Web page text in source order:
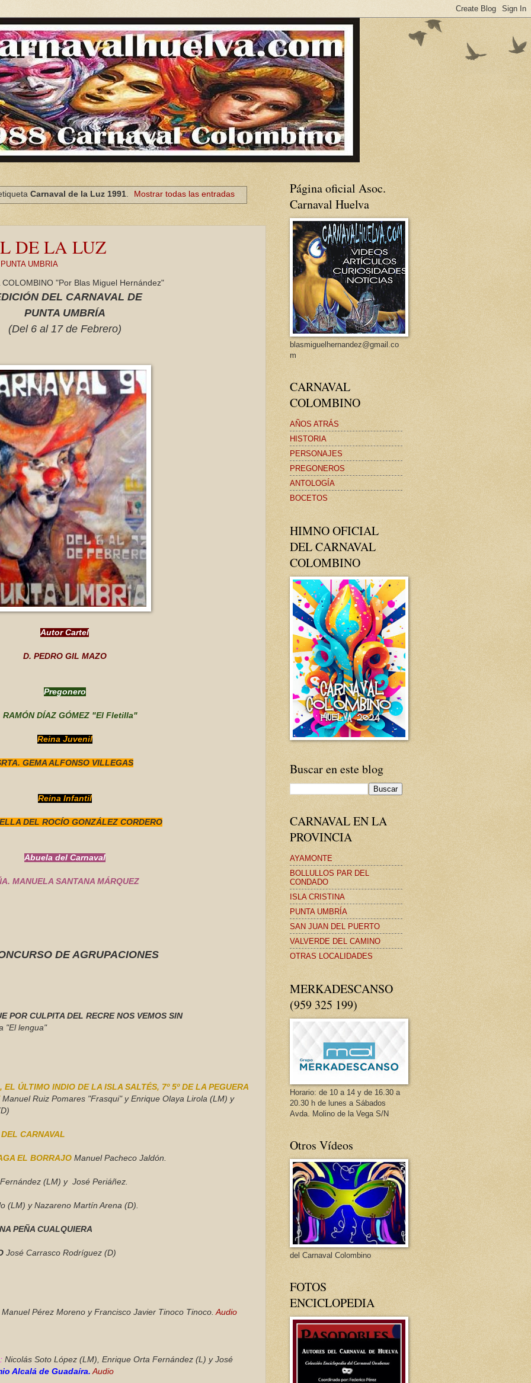
Carnaval de la Luz 1991. Mostrar todas las entradas
DE LA LUZ
PUNTA UMBRIA
COLOMBINO "Por Blas Miguel Hernández"
DEL CARNAVAL DE
PUNTA UMBRÍA
(Del 6 al 17 de Febrero)
Autor Cartel
D. PEDRO GIL MAZO
Pregonero
RAMÓN DÍAZ GÓMEZ "El Fletilla"
Reina Juvenil
GEMA ALFONSO VILLEGAS
Reina Infantil
DEL ROCÍO GONZÁLEZ CORDERO
Abuela del Carnaval
MANUELA SANTANA MÁRQUEZ
DE AGRUPACIONES
POR CULPITA DEL RECRE NOS VEMOS SIN
"El lengua"
ÚLTIMO INDIO DE LA ISLA SALTÉS, 7º 5º DE LA PEGUERA
Manuel Ruiz Pomares "Frasqui" y Enrique Olaya Lirola (LM) y
CARNAVAL
EL BORRAJO Manuel Pacheco Jaldón.
(LM) y José Periáñez.
(LM) y Nazareno Martín Arena (D).
PEÑA CUALQUIERA
José Carrasco Rodríguez (D)
Manuel Pérez Moreno y Francisco Javier Tinoco Tinoco.Audio
Nicolás Soto López (LM), Enrique Orta Fernández (L) y José
Alcalá de Guadaíra. Audio
Página oficial Asoc.
Carnaval Huelva
blasmiguelhernandez@gmail.co
m
CARNAVAL
COLOMBINO
AÑOS ATRÁS
HISTORIA
PERSONAJES
PREGONEROS
ANTOLOGÍA
BOCETOS
HIMNO OFICIAL
DEL CARNAVAL
COLOMBINO
Buscar en este blog
CARNAVAL EN LA
PROVINCIA
AYAMONTE
BOLLULLOS PAR DEL
CONDADO
ISLA CRISTINA
PUNTA UMBRÍA
SAN JUAN DEL PUERTO
VALVERDE DEL CAMINO
OTRAS LOCALIDADES
MERKADESCANSO
(959 325 199)
Horario: de 10 a 14 y de 16.30 a
20.30 h de lunes a Sábados
Avda. Molino de la Vega S/N
Otros Vídeos
del Carnaval Colombino
FOTOS
ENCICLOPEDIA